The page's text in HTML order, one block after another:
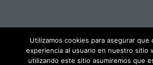
Copyright - EnerAgen
Utilizamos cookies para asegurar que
experiencia al usuario en nuestro sitio
utilizando este sitio asumiremos que